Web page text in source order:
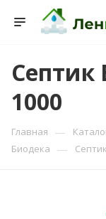
Септик
1000
Главная —
Биодека —